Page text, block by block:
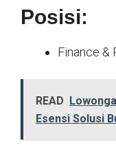
Posisi:
Finance &
READ
Esensi Solusi